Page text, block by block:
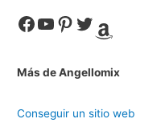
Facebook YouTube Pinterest Twitter Amazon
Más de Angellomix
Conseguir un sitio web